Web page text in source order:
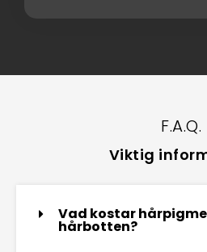
F.A.Q.
Viktig
Vad kostar
hårbotten?